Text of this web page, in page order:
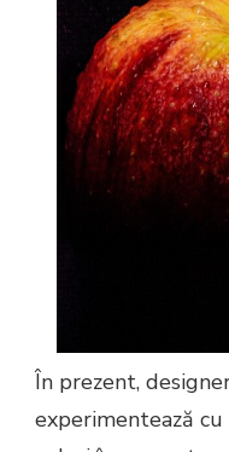
În prezent,
experimentează